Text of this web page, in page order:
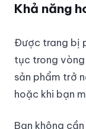
Khả năng
Được trang bị
tục trong vòng
sản phẩm trở
hoặc khi bạn
Bạn không